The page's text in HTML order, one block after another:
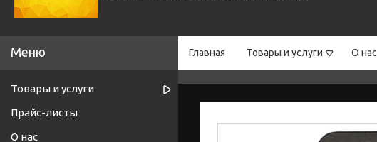
Главная Товары и услуги О нас
Товары и услуги
Прайс-листы
О нас